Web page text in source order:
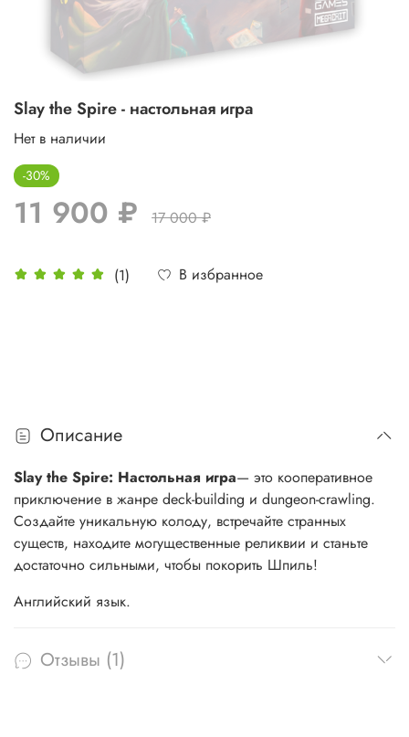
Slay the Spire - настольная игра
(1) В избранное
Нет в наличии
-30%
11 900 ₽ 17 000 ₽
Описание
Slay the Spire: Настольная игра— это кооперативное
приключение в жанре deck-building и dungeon-crawling.
Создайте уникальную колоду, встречайте странных
существ, находите могущественные реликвии и станьте
достаточно сильными, чтобы покорить Шпиль!
Английский язык.
Отзывы (1)